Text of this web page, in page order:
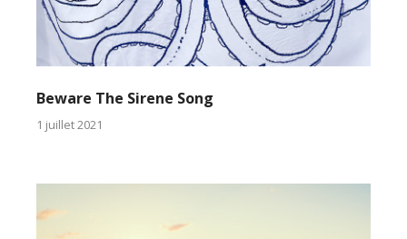
Beware The Sirene Song
1 juillet 2021